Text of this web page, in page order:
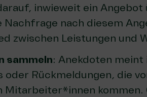
inwieweit ein
Nachfrage nach diesem
zwischen Leistungen und
sammeln: Anekdoten
oder Rückmeldungen, die
Mitarbeiter*innen kommen.